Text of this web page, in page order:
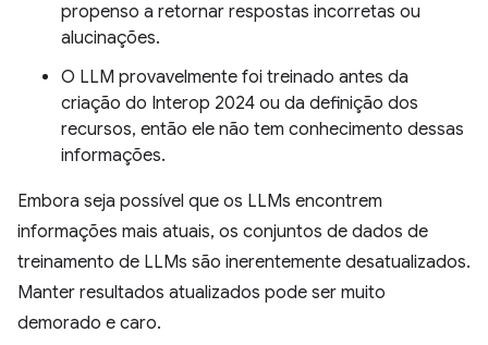
propenso a retornar respostas incorretas ou
alucinações.
O LLM provavelmente foi treinado antes da
criação do Interop 2024 ou da definição dos
recursos, então ele não tem conhecimento dessas
informações.
Embora seja possível que os LLMs encontrem
informações mais atuais, os conjuntos de dados de
treinamento de LLMs são inerentemente desatualizados.
Manter resultados atualizados pode ser muito
demorado e caro.